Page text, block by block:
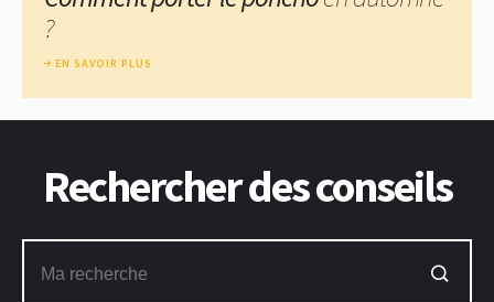
?
EN SAVOIR PLUS
Rechercher des conseils